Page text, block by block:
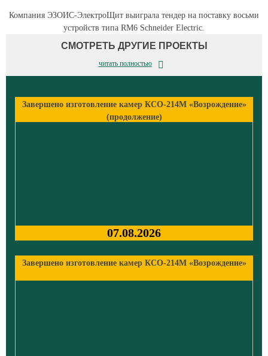
Компания ЭЗОИС-ЭлектроЩит выиграла тендер на поставку восьми
устройств типа RM6 Schneider Electric.
СМОТРЕТЬ ДРУГИЕ ПРОЕКТЫ
читать полностью
Завершено изготовление камер КСО-214М «Возрождение»
(продолжение)
07.08.2026
Завершено изготовление камер КСО-214М «Возрождение»